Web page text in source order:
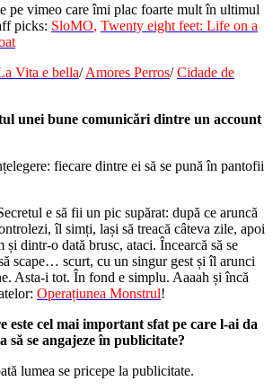
pe vimeo care îmi plac foarte mult în ultimul
picks: SloMO, Twenty eight feet: Life on a
Vita e bella/Amores Perros/Cidade de
unei bune comunicări dintre un account
fiecare dintre ei să se pună în pantofii
e să fii un pic supărat: după ce aruncă
îl simți, lași să treacă câteva zile, apoi
și dintr-o dată brusc, ataci. Încearcă să se
scape… scurt, cu un singur gest și îl arunci
Asta-i tot. În fond e simplu. Aaaah și încă
Operațiunea Monstrul!
este cel mai important sfat pe care l-ai da
să se angajeze în publicitate?
lumea se pricepe la publicitate.